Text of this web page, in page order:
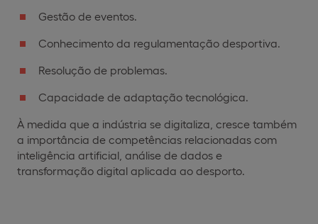
Gestão de eventos.
Conhecimento da regulamentação desportiva.
Resolução de problemas.
Capacidade de adaptação tecnológica.
À medida que a indústria se digitaliza, cresce também
a importância de competências relacionadas com
inteligência artificial, análise de dados e
transformação digital aplicada ao desporto.